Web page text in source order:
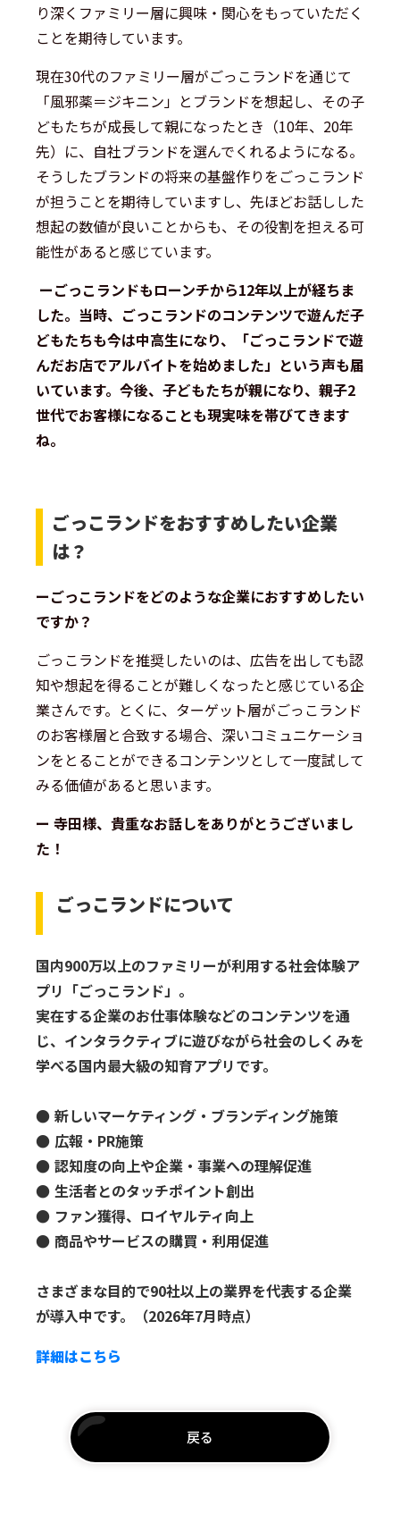
り深くファミリー層に興味・関心をもっていただく
ことを期待しています。
現在30代のファミリー層がごっこランドを通じて
「風邪薬＝ジキニン」とブランドを想起し、その子
どもたちが成長して親になったとき（10年、20年
先）に、自社ブランドを選んでくれるようになる。
そうしたブランドの将来の基盤作りをごっこランド
が担うことを期待していますし、先ほどお話しした
想起の数値が良いことからも、その役割を担える可
能性があると感じています。
ーごっこランドもローンチから12年以上が経ちま
した。当時、ごっこランドのコンテンツで遊んだ子
どもたちも今は中高生になり、「ごっこランドで遊
んだお店でアルバイトを始めました」という声も届
いています。今後、子どもたちが親になり、親子2
世代でお客様になることも現実味を帯びてきます
ね。
ごっこランドをおすすめしたい企業
は？
ーごっこランドをどのような企業におすすめしたい
ですか？
ごっこランドを推奨したいのは、広告を出しても認
知や想起を得ることが難しくなったと感じている企
業さんです。とくに、ターゲット層がごっこランド
のお客様層と合致する場合、深いコミュニケーショ
ンをとることができるコンテンツとして一度試して
みる価値があると思います。
ー 寺田様、貴重なお話しをありがとうございまし
た！
ごっこランドについて
国内900万以上のファミリーが利用する社会体験ア
プリ「ごっこランド」。
実在する企業のお仕事体験などのコンテンツを通
じ、インタラクティブに遊びながら社会のしくみを
学べる国内最大級の知育アプリです。
● 新しいマーケティング・ブランディング施策
● 広報・PR施策
● 認知度の向上や企業・事業への理解促進
● 生活者とのタッチポイント創出
● ファン獲得、ロイヤルティ向上
● 商品やサービスの購買・利用促進
さまざまな目的で90社以上の業界を代表する企業
が導入中です。（2026年7月時点）
詳細はこちら
戻る